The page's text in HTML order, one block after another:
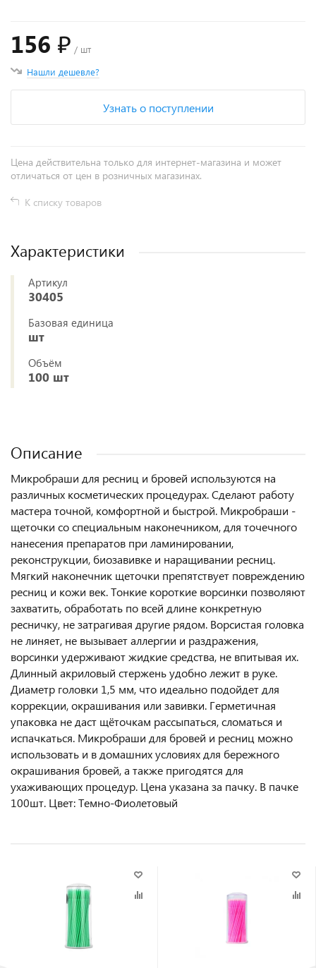
156 ₽ / шт
Нашли дешевле?
Узнать о поступлении
Цена действительна только для интернет-магазина и может
отличаться от цен в розничных магазинах.
К списку товаров
Характеристики
Артикул
30405
Базовая единица
шт
Объём
100 шт
Описание
Микробраши для ресниц и бровей используются на
различных косметических процедурах. Сделают работу
мастера точной, комфортной и быстрой. Микробраши -
щеточки со специальным наконечником, для точечного
нанесения препаратов при ламинировании,
реконструкции, биозавивке и наращивании ресниц.
Мягкий наконечник щеточки препятствует повреждению
ресниц и кожи век. Тонкие короткие ворсинки позволяют
захватить, обработать по всей длине конкретную
ресничку, не затрагивая другие рядом. Ворсистая головка
не линяет, не вызывает аллергии и раздражения,
ворсинки удерживают жидкие средства, не впитывая их.
Длинный акриловый стержень удобно лежит в руке.
Диаметр головки 1,5 мм, что идеально подойдет для
коррекции, окрашивания или завивки. Герметичная
упаковка не даст щёточкам рассыпаться, сломаться и
испачкаться. Микробраши для бровей и ресниц можно
использовать и в домашних условиях для бережного
окрашивания бровей, а также пригодятся для
ухаживающих процедур. Цена указана за пачку. В пачке
100шт. Цвет: Темно-Фиолетовый